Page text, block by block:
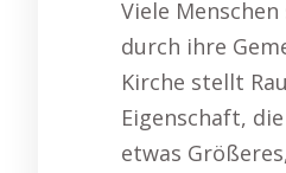
Viele
durch ihre
Kirche stellt
Eigenschaft,
etwas